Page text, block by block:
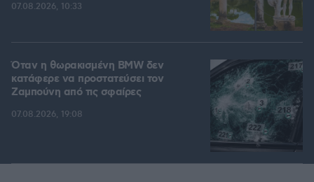
07.08.2026, 10:33
Όταν η θωρακισμένη BMW δεν
κατάφερε να προστατεύσει τον
Ζαμπούνη από τις σφαίρες
07.08.2026, 19:08